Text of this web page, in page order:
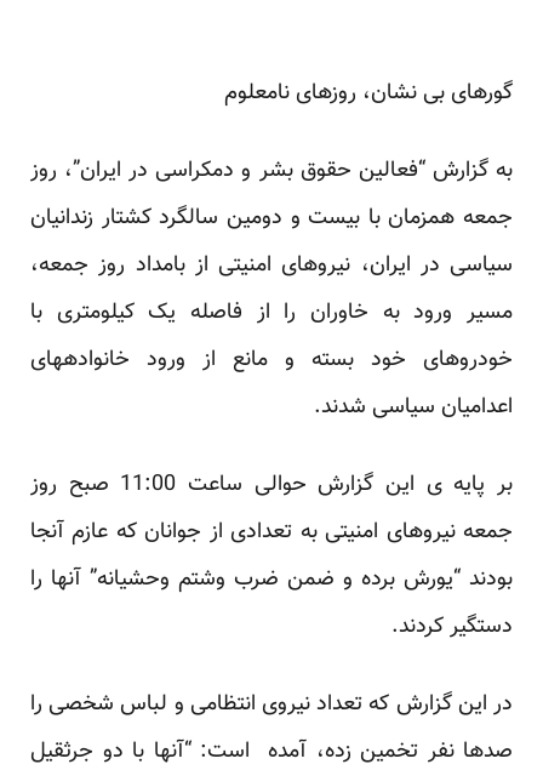
گورهای بی نشان، روزهای نامعلوم
به گزارش “فعالین حقوق بشر و دمکراسی در ایران”، روز
جمعه همزمان با بیست و دومین سالگرد کشتار زندانیان
سیاسی در ایران، نیروهای امنیتی از بامداد روز جمعه،
مسیر ورود به خاوران را از فاصله یک کیلومتری با
خودروهای خود بسته و مانع از ورود خانوادههای
اعدامیان سیاسی شدند.
بر پایه ی این گزارش حوالی ساعت 11:00 صبح روز
جمعه نیروهای امنیتی به تعدادی از جوانان که عازم آنجا
بودند “یورش برده و ضمن ضرب وشتم وحشیانه” آنها را
دستگیر کردند.
در این گزارش که تعداد نیروی انتظامی و لباس شخصی را
صدها نفر تخمین زده، آمده است: “آنها با دو جرثقیل